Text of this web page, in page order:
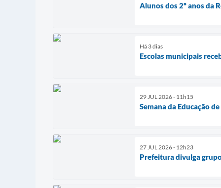
Alunos dos 2º anos da
Há 3 dias
Escolas municipais
29 JUL 2026 - 11h15
Semana da Educação
27 JUL 2026 - 12h23
Prefeitura divulga